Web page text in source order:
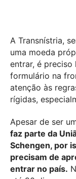
A Transnístria,
uma moeda
entrar, é preciso
formulário na
atenção às
rígidas,
Apesar de ser
faz parte da
Schengen, por
precisam de
entrar no país.